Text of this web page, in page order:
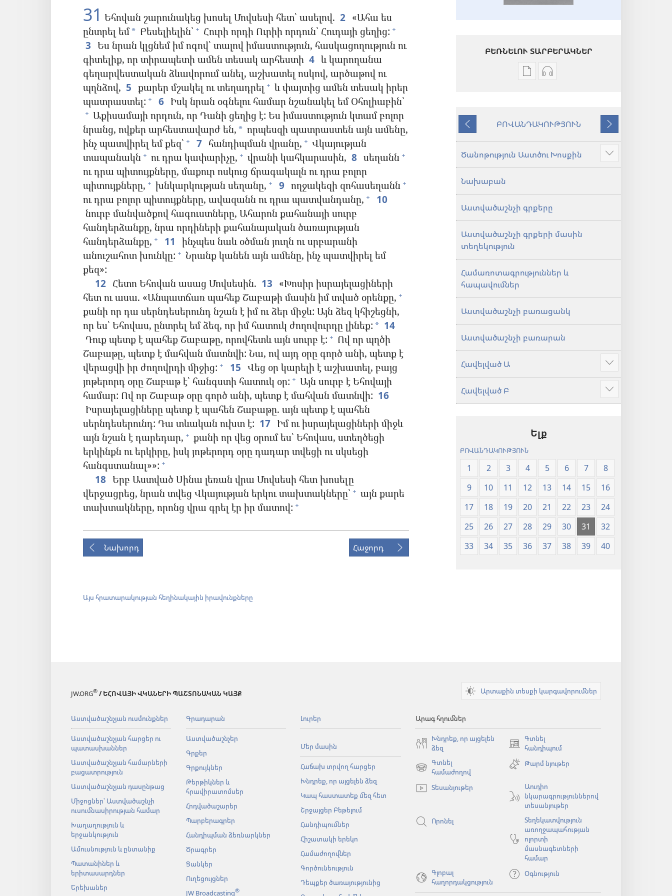
31 Եհովան շարունակեց խոսել Մովսեսի հետ՝ ասելով. 2 «Ահա ես
ընտրել եմ* Բեսելիելին՝ + Հուրի որդի Ուրիի որդուն՝ Հուդայի ցեղից: +
3 Ես նրան կլցնեմ իմ ոգով՝ տալով իմաստություն, հասկացողություն ու
գիտելիք, որ տիրապետի ամեն տեսակ արհեստի 4 և կարողանա
գեղարվեստական ձևավորում անել, աշխատել ոսկով, արծաթով ու
պղնձով, 5 քարեր մշակել ու տեղադրել + և փայտից ամեն տեսակ իրեր
պատրաստել: + 6 Իսկ նրան օգնելու համար նշանակել եմ Օհոլիաբին՝
+ Աքիսամայի որդուն, որ Դանի ցեղից է: Ես իմաստություն կտամ բոլոր
նրանց, ովքեր արհեստավարժ են, * որպեսզի պատրաստեն այն ամենը,
ինչ պատվիրել եմ քեզ՝ + 7 հանդիպման վրանը, + Վկայության
տապանակն + ու դրա կափարիչը, + վրանի կահկարասին, 8 սեղանն +
ու դրա պիտույքները, մաքուր ոսկուց ճրագակալն ու դրա բոլոր
պիտույքները, + խնկարկության սեղանը, + 9 ողջակեզի զոհասեղանն +
ու դրա բոլոր պիտույքները, ավազանն ու դրա պատվանդանը, +
10
նուրբ մանվածքով հագուստները, Ահարոն քահանայի սուրբ
հանդերձանքը, նրա որդիների քահանայական ծառայության
հանդերձանքը, + 11 ինչպես նաև օծման յուղն ու սրբարանի
անուշահոտ խունկը: + Նրանք կանեն այն ամենը, ինչ պատվիրել եմ
քեզ»:
12 Հետո Եհովան ասաց Մովսեսին. 13 «Խոսիր իսրայելացիների
հետ ու ասա. «Անպատճառ պահեք Շաբաթի մասին իմ տված օրենքը, +
քանի որ դա սերնդեսերունդ նշան է իմ ու ձեր միջև: Այն ձեզ կհիշեցնի,
որ ես՝ Եհովաս, ընտրել եմ ձեզ, որ իմ հատուկ ժողովուրդը լինեք: * 14
Դուք պետք է պահեք Շաբաթը, որովհետև այն սուրբ է: +
Ով որ պղծի
Շաբաթը, պետք է մահվան մատնվի: Նա, ով այդ օրը գործ անի, պետք է
վերացվի իր ժողովրդի միջից: + 15 Վեց օր կարելի է աշխատել, բայց
յոթերորդ օրը Շաբաթ է՝ հանգստի հատուկ օր: + Այն սուրբ է Եհովայի
համար: Ով որ Շաբաթ օրը գործ անի, պետք է մահվան մատնվի: 16
Իսրայելացիները պետք է պահեն Շաբաթը. այն պետք է պահեն
սերնդեսերունդ: Դա տևական ուխտ է: 17 Իմ ու իսրայելացիների միջև
այն նշան է դարեդար, + քանի որ վեց օրում ես՝ Եհովաս, ստեղծեցի
երկինքն ու երկիրը, իսկ յոթերորդ օրը դադար տվեցի ու սկսեցի
հանգստանալ»»: +
18 Երբ Աստված Սինա լեռան վրա Մովսեսի հետ խոսելը
վերջացրեց, նրան տվեց Վկայության երկու տախտակները՝ + այն քարե
տախտակները, որոնց վրա գրել էր իր մատով: +
Նախորդ Հաջորդ
Այս հրատարակության հեղինակային իրավունքները
ԲԵՌՆԵԼՈՒ ՏԱՐԲԵՐԱԿՆԵՐ
Թվային
Աստվածաշունչ.
աշխարհ»
թարգմանություն
Աուդիոձայնագրությունները
Աստվածաշունչ.
«Նոր
թարգմանություն
(2024)
Նախորդ
ԲՈՎԱՆԴԱԿՈՒԹՅՈՒՆ
Հաջորդ
Ծանոթություն Աստծու Խոսքին
Ցույց
տալ
Նախաբան
Աստվածաշնչի գրքերը
Աստվածաշնչի գրքերի մասին
տեղեկություն
Համառոտագրություններ և
հապավումներ
Աստվածաշնչի բառացանկ
Աստվածաշնչի բառարան
Հավելված Ա
Ցույց
տալ
ավելին
Հավելված Բ
Ցույց
տալ
Ելք
ԲՈՎԱՆԴԱԿՈՒԹՅՈՒՆ
1 2 3 4 5 6 7
8
9
10 11 12 13 14 15
16
17
18 19 20 21 22 23
24
25
26 27 28 29 30 31
32
33
34 35 36 37 38 39 40
JW.ORG® / ԵՀՈՎԱՅԻ ՎԿԱՆԵՐԻ ՊԱՇՏՈՆԱԿԱՆ ԿԱՅՔ Արտաքին տեսքի կարգավորումներ
Աստվածաշնչյան ուսմունքներ
Աստվածաշնչյան հարցեր ու
պատասխաններ
Աստվածաշնչյան համարների
բացատրություն
Աստվածաշնչյան դասընթաց
Միջոցներ՝ Աստվածաշնչի
ուսումնասիրության համար
Խաղաղություն և
երջանկություն
Ամուսնություն և ընտանիք
Պատանիներ և
երիտասարդներ
Երեխաներ
Գրադարան
Աստվածաշնչեր
Գրքեր
Գրքույկներ
Թերթիկներ և
հրավիրատոմսեր
Հոդվածաշարեր
Պարբերագրեր
Հանդիպման ձեռնարկներ
Ծրագրեր
Ցանկեր
Ուղեցույցներ
JW Broadcasting®
Լուրեր
Մեր մասին
Հաճախ տրվող հարցեր
Խնդրեք, որ այցելեն ձեզ
Կապ հաստատեք մեզ հետ
Շրջայցեր Բեթելում
Հանդիպումներ
Հիշատակի երեկո
Համաժողովներ
Գործունեություն
Դեպքեր ծառայությունից
Արագ հղումներ
Խնդրեք, որ այցելեն
ձեզ
Գտնել
հանդիպում
(բացվում
նոր
Գտնել
համաժողով
(բացվում
նոր
Թարմ նյութեր
Տեսանյութեր
Աուդիո
նկարագրություններով
տեսանյութեր
Որոնել
Տեղեկատվություն
առողջապահության
ոլորտի
մասնագետների
համար
Գլոբալ
հաղորդակցություն
Օգնություն